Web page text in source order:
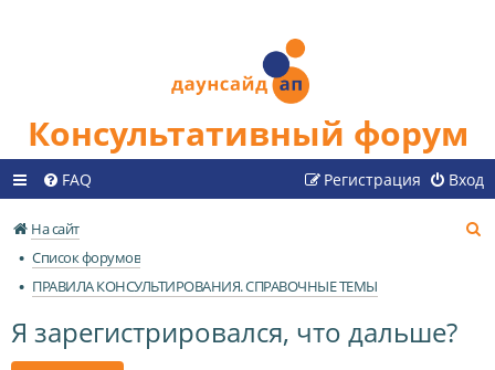
Консультативный форум
FAQ Вход
Регистрация
На сайт
Список форумов
ПРАВИЛА КОНСУЛЬТИРОВАНИЯ. СПРАВОЧНЫЕ ТЕМЫ
Я зарегистрировался, что дальше?